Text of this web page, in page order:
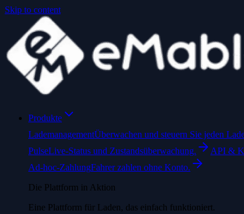
Skip to content
Produkte
LademanagementÜberwachen und steuern Sie jeden
PulseLive-Status und Zustandsüberwachung. API &
Ad-hoc-ZahlungFahrer zahlen ohne Konto.
Die Plattform in Aktion
Eine Plattform für Laden, das einfach funktioniert.